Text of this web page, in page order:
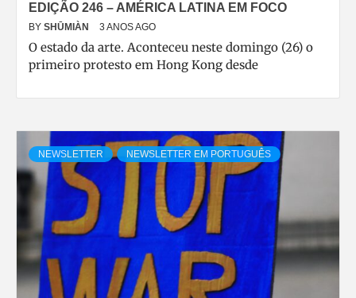
EDIÇÃO 246 – AMÉRICA LATINA EM FOCO
BY SHŪMIÀN 3 ANOS AGO
O estado da arte. Aconteceu neste domingo (26) o
primeiro protesto em Hong Kong desde
NEWSLETTER NEWSLETTER EM PORTUGUÊS